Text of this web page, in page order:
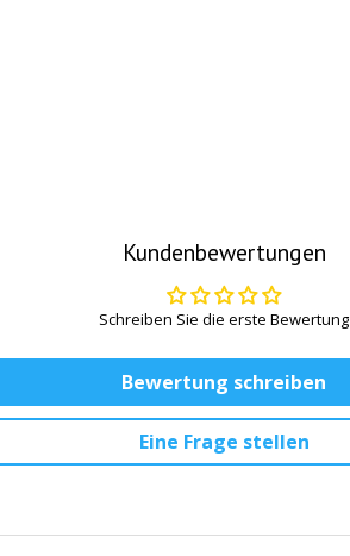
Kundenbewertungen
Schreiben Sie die erste Bewertung
Bewertung schreiben
Eine Frage stellen